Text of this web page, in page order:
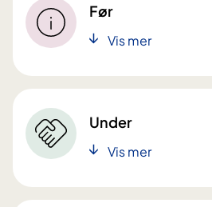
Før
Vis mer
Under
Vis mer